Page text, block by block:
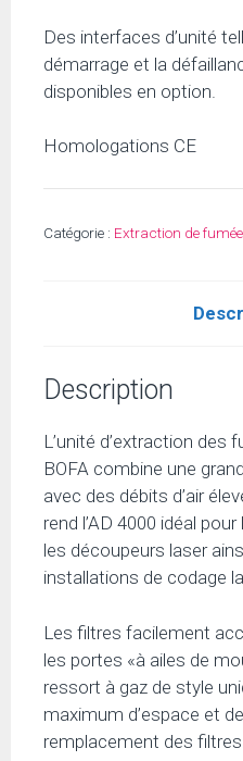
Des interfaces d’unité
démarrage et la
disponibles en option.
Homologations CE
Catégorie : Extraction de
Description
L’unité d’extraction des
BOFA combine une
avec des débits d’air
rend l’AD 4000 idéal
les découpeurs laser
installations de codage
Les filtres facilement
les portes «à ailes de
ressort à gaz de style
maximum d’espace et
remplacement des filtres.